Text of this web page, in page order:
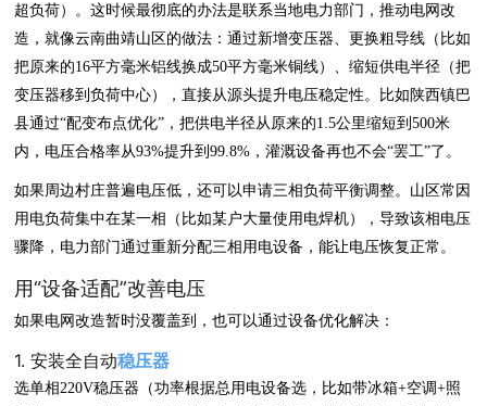
超负荷）。这时候最彻底的办法是联系当地电力部门，推动电网改
造，就像云南曲靖山区的做法：通过新增变压器、更换粗导线（比如
把原来的16平方毫米铝线换成50平方毫米铜线）、缩短供电半径（把
变压器移到负荷中心），直接从源头提升电压稳定性。比如陕西镇巴
县通过“配变布点优化”，把供电半径从原来的1.5公里缩短到500米
内，电压合格率从93%提升到99.8%，灌溉设备再也不会“罢工”了。
如果周边村庄普遍电压低，还可以申请三相负荷平衡调整。山区常因
用电负荷集中在某一相（比如某户大量使用电焊机），导致该相电压
骤降，电力部门通过重新分配三相用电设备，能让电压恢复正常。
用“设备适配”改善电压
如果电网改造暂时没覆盖到，也可以通过设备优化解决：
1. 安装全自动稳压器
选单相220V稳压器（功率根据总用电设备选，比如带冰箱+空调+照